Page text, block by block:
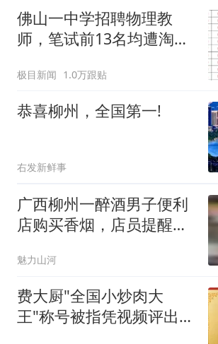
佛山一中学招聘物理教
师，笔试前13名均遭淘
聘，成立调查组全面核查
极目新闻 1.0万跟贴
恭喜柳州，全国第一!
右发新鲜事
广西柳州一醉酒男子便利
店购买香烟，店员提醒需
男子
魅力山河
费大厨"全国小炒肉大
王"称号被指凭视频评出